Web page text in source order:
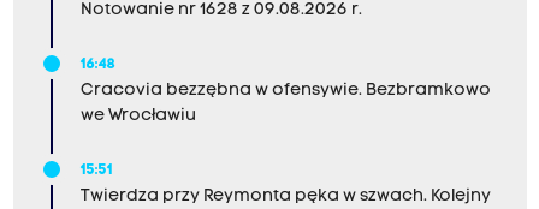
Notowanie nr 1628 z 09.08.2026 r.
16:48
Cracovia bezzębna w ofensywie. Bezbramkowo
we Wrocławiu
15:51
Twierdza przy Reymonta pęka w szwach. Kolejny